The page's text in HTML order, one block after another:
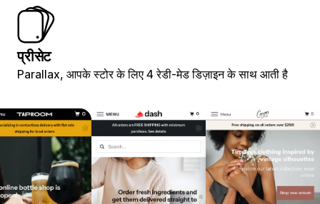
प्रीसेट
Parallax, आपके स्टोर के लिए 4 रेडी-मेड डिज़ाइन के साथ आती है